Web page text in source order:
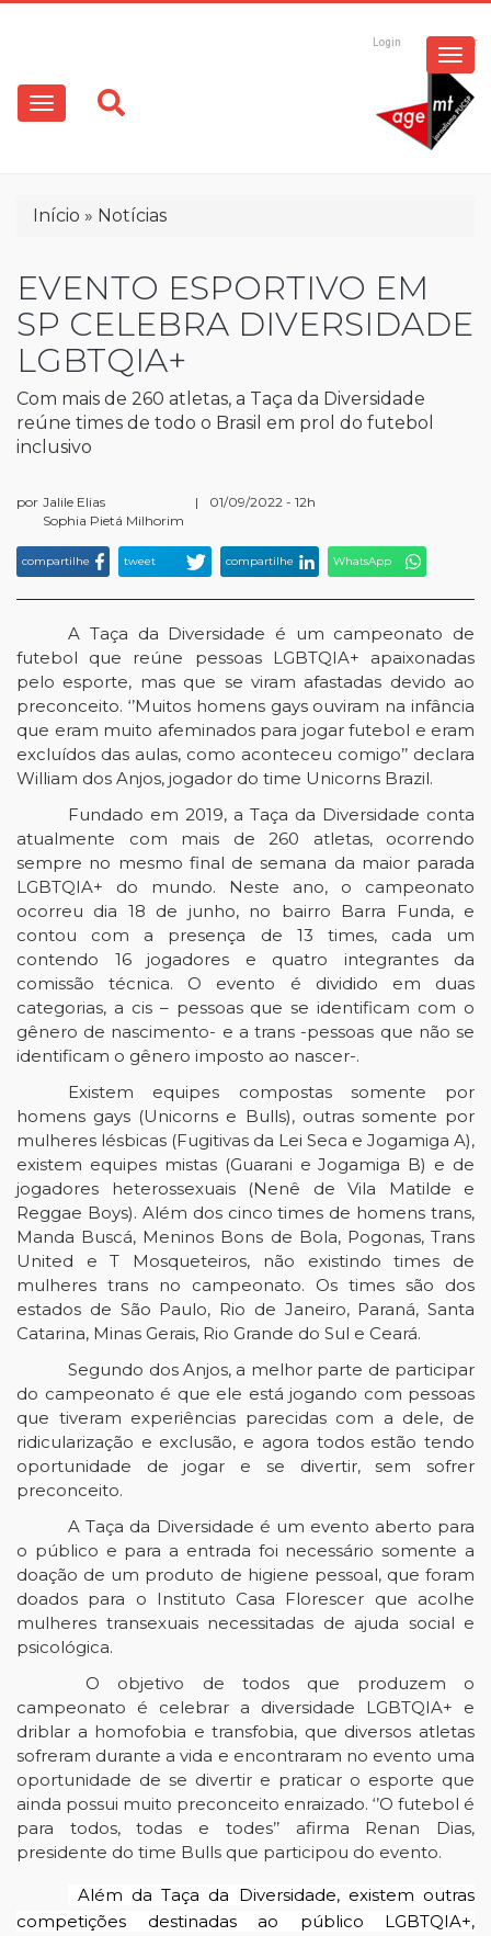
conteúdo
principal
Login Registrar
Main
navigation
Trilha
navegação
Início Notícias
EVENTO ESPORTIVO EM
SP CELEBRA DIVERSIDADE
LGBTQIA+
Com mais de 260 atletas, a Taça da Diversidade
reúne times de todo o Brasil em prol do futebol
inclusivo
por Jalile Elias
Sophia Pietá Milhorim
| 01/09/2022 - 12h
compartilhe tweet compartilhe WhatsApp
A Taça da Diversidade é um campeonato de
futebol que reúne pessoas LGBTQIA+ apaixonadas
pelo esporte, mas que se viram afastadas devido ao
preconceito. ‘’Muitos homens gays ouviram na infância
que eram muito afeminados para jogar futebol e eram
excluídos das aulas, como aconteceu comigo’’ declara
William dos Anjos, jogador do time Unicorns Brazil.
Fundado em 2019, a Taça da Diversidade conta
atualmente com mais de 260 atletas, ocorrendo
sempre no mesmo final de semana da maior parada
LGBTQIA+ do mundo. Neste ano, o campeonato
ocorreu dia 18 de junho, no bairro Barra Funda, e
contou com a presença de 13 times, cada um
contendo 16 jogadores e quatro integrantes da
comissão técnica. O evento é dividido em duas
categorias, a cis – pessoas que se identificam com o
gênero de nascimento- e a trans -pessoas que não se
identificam o gênero imposto ao nascer-.
Existem equipes compostas somente por
homens gays (Unicorns e Bulls), outras somente por
mulheres lésbicas (Fugitivas da Lei Seca e Jogamiga A),
existem equipes mistas (Guarani e Jogamiga B) e de
jogadores heterossexuais (Nenê de Vila Matilde e
Reggae Boys). Além dos cinco times de homens trans,
Manda Buscá, Meninos Bons de Bola, Pogonas, Trans
United e T Mosqueteiros, não existindo times de
mulheres trans no campeonato. Os times são dos
estados de São Paulo, Rio de Janeiro, Paraná, Santa
Catarina, Minas Gerais, Rio Grande do Sul e Ceará.
Segundo dos Anjos, a melhor parte de participar
do campeonato é que ele está jogando com pessoas
que tiveram experiências parecidas com a dele, de
ridicularização e exclusão, e agora todos estão tendo
oportunidade de jogar e se divertir, sem sofrer
preconceito.
A Taça da Diversidade é um evento aberto para
o público e para a entrada foi necessário somente a
doação de um produto de higiene pessoal, que foram
doados para o Instituto Casa Florescer que acolhe
mulheres transexuais necessitadas de ajuda social e
psicológica.
O objetivo de todos que produzem o
campeonato é celebrar a diversidade LGBTQIA+ e
driblar a homofobia e transfobia, que diversos atletas
sofreram durante a vida e encontraram no evento uma
oportunidade de se divertir e praticar o esporte que
ainda possui muito preconceito enraizado. ‘’O futebol é
para todos, todas e todes’’ afirma Renan Dias,
presidente do time Bulls que participou do evento.
Além da Taça da Diversidade, existem outras
competições destinadas ao público LGBTQIA+,